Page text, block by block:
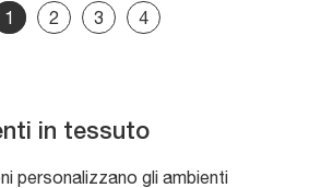
1 2 3 4
in tessuto
personalizzano gli ambienti